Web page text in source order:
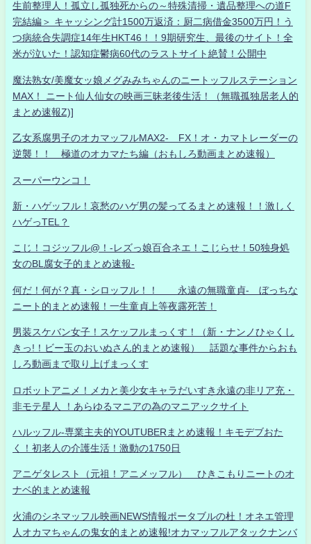
生前整理人！孤立し孤独死からの～特殊清掃・遺品整理への道F
完結編＞ キャッシング計1500万返済：厨二病借金3500万円！う
つ病統合失調症14年生HKT46！！9期研究生、最後のサイト！全
米が泣いた！認知症鬱病60代のラストサイト絶賛！公開中
魔法熟女/美魔女ッ娘メグみみちゃんのニートッフルステーション
MAX！ ニート仙人仙女の映画三昧老後生活！（無職孤独居老人的
まとめ速報Z)]
乙女系腐男子のオカマッフルMAX2- FX！オ・カマトレーダーの
逆襲！！ 極道のオカマたち編（おもしろ動画まとめ速報）
スーパーウンコ！
新・ハゲッフル！哀愁のハゲ男の髪ってるまとめ速報！！激しく
ハゲっTEL？
こじ！コジッフル@！-レズっ娘百合ネエ！こじらせ！50独身処
女のBL腐女子的まとめ速報-
何だ！何が？真・シロッフル！！ 永遠の無職童貞- ぼっちな
ニート的まとめ速報！一生童貞上等夜露死苦！
男装スケバン女子！スケッフルまっくす！（新・ナンノひゃくし
きっ!！ビー玉のおいぬさん的まとめ速報） 話題な事件からおも
しろ動画まで取り上げまっくす
ロボットアニメ！メカと美少女キャラだいすき永遠の非リア充・
非モテ星人 ！あらゆるマニアの為のマニアックサイト
ハルッフル-専業主夫的YOUTUBERまとめ速報！キモデブおた
く！初老人の介護生活！激動の1750日
アニゲタレスト（元祖！アニメッフル） ひきこもりニートのオ
ナベ的まとめ速報
火浦のシネマッフル映画NEWS情報ポータブルの杜！オネエ管理
人オカマちゃんの鬼女的まとめ速報!オカマッフルアタックナンバ